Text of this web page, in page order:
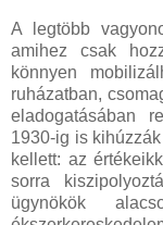
A legtöbb
amihez csak
könnyen
ruházatban,
eladogatásában
1930-ig is
kellett: az
sorra
ügynökök